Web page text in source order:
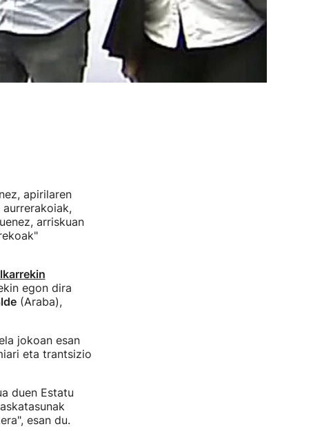
apirilaren
arriskuan
egon dira
(Araba),
jokoan esan
eta trantsizio
duen Estatu
esan du.